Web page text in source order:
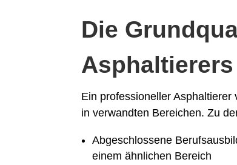
Die
Asphaltierers
Ein professioneller
in verwandten Bereichen. Zu
Abgeschlossene
einem ähnlichen Bereich